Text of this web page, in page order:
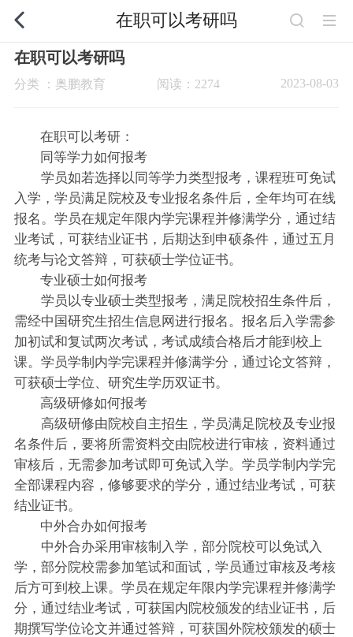
在职可以考研吗
在职可以考研吗
分类 ：奥鹏教育 2023-08-03
阅读：2274
在职可以考研：
同等学力如何报考
学员如若选择以同等学力类型报考，课程班可免试
入学，学员满足院校及专业报名条件后，全年均可在线
报名。学员在规定年限内学完课程并修满学分，通过结
业考试，可获结业证书，后期达到申硕条件，通过五月
统考与论文答辩，可获硕士学位证书。
专业硕士如何报考
学员以专业硕士类型报考，满足院校招生条件后，
需经中国研究生招生信息网进行报名。报名后入学需参
加初试和复试两次考试，考试成绩合格后才能到校上
课。学员学制内学完课程并修满学分，通过论文答辩，
可获硕士学位、研究生学历双证书。
高级研修如何报考
高级研修由院校自主招生，学员满足院校及专业报
名条件后，要将所需资料交由院校进行审核，资料通过
审核后，无需参加考试即可免试入学。学员学制内学完
全部课程内容，修够要求的学分，通过结业考试，可获
结业证书。
中外合办如何报考
中外合办采用审核制入学，部分院校可以免试入
学，部分院校需参加笔试和面试，学员通过审核及考核
后方可到校上课。学员在规定年限内学完课程并修满学
分，通过结业考试，可获国内院校颁发的结业证书，后
期撰写学位论文并通过答辩，可获国外院校颁发的硕士